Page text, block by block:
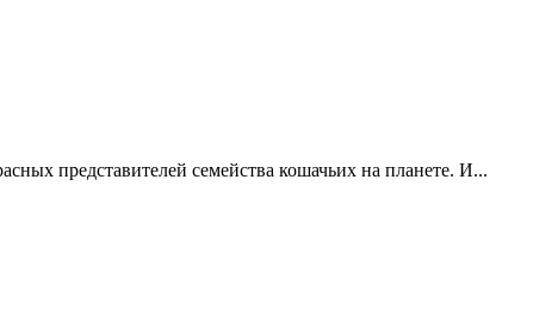
представителей семейства кошачьих на планете. И...